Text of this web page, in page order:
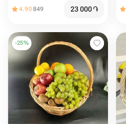
коробке сердце ♥️
4.90849 23 000֏
-25%